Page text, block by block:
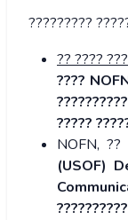
?????????
?? ????
????
?????
NOFN, ??
(USOF)